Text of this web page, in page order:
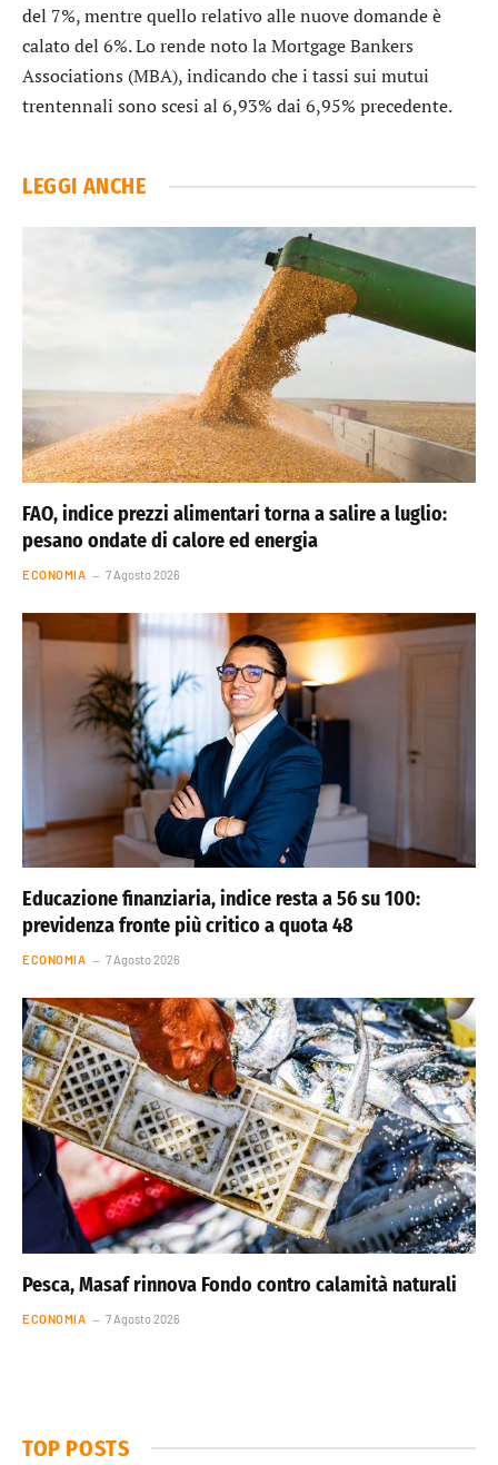
del 7%, mentre quello relativo alle nuove domande è
calato del 6%. Lo rende noto la Mortgage Bankers
Associations (MBA), indicando che i tassi sui mutui
trentennali sono scesi al 6,93% dai 6,95% precedente.
LEGGI ANCHE
FAO, indice prezzi alimentari torna a salire a luglio:
pesano ondate di calore ed energia
ECONOMIA 7 Agosto 2026
Educazione finanziaria, indice resta a 56 su 100:
previdenza fronte più critico a quota 48
ECONOMIA 7 Agosto 2026
Pesca, Masaf rinnova Fondo contro calamità naturali
ECONOMIA 7 Agosto 2026
TOP POSTS